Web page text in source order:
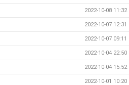
2022-10-08 11:32
2022-10-07 12:31
2022-10-07 09:11
2022-10-04 22:50
2022-10-04 15:52
2022-10-01 10:20